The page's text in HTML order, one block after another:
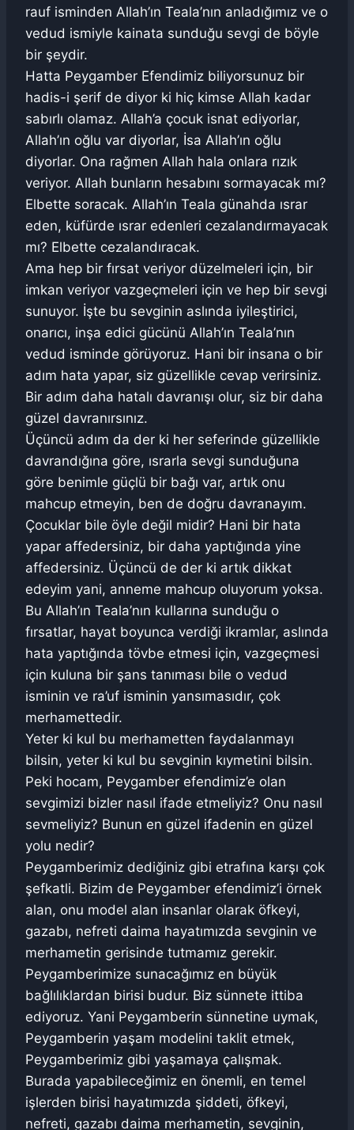
rauf isminden Allah’ın Teala’nın anladığımız ve o
vedud ismiyle kainata sunduğu sevgi de böyle
bir şeydir.
Hatta Peygamber Efendimiz biliyorsunuz bir
hadis-i şerif de diyor ki hiç kimse Allah kadar
sabırlı olamaz. Allah’a çocuk isnat ediyorlar,
Allah’ın oğlu var diyorlar, İsa Allah’ın oğlu
diyorlar. Ona rağmen Allah hala onlara rızık
veriyor. Allah bunların hesabını sormayacak mı?
Elbette soracak. Allah’ın Teala günahda ısrar
eden, küfürde ısrar edenleri cezalandırmayacak
mı? Elbette cezalandıracak.
Ama hep bir fırsat veriyor düzelmeleri için, bir
imkan veriyor vazgeçmeleri için ve hep bir sevgi
sunuyor. İşte bu sevginin aslında iyileştirici,
onarıcı, inşa edici gücünü Allah’ın Teala’nın
vedud isminde görüyoruz. Hani bir insana o bir
adım hata yapar, siz güzellikle cevap verirsiniz.
Bir adım daha hatalı davranışı olur, siz bir daha
güzel davranırsınız.
Üçüncü adım da der ki her seferinde güzellikle
davrandığına göre, ısrarla sevgi sunduğuna
göre benimle güçlü bir bağı var, artık onu
mahcup etmeyin, ben de doğru davranayım.
Çocuklar bile öyle değil midir? Hani bir hata
yapar affedersiniz, bir daha yaptığında yine
affedersiniz. Üçüncü de der ki artık dikkat
edeyim yani, anneme mahcup oluyorum yoksa.
Bu Allah’ın Teala’nın kullarına sunduğu o
fırsatlar, hayat boyunca verdiği ikramlar, aslında
hata yaptığında tövbe etmesi için, vazgeçmesi
için kuluna bir şans tanıması bile o vedud
isminin ve ra’uf isminin yansımasıdır, çok
merhamettedir.
Yeter ki kul bu merhametten faydalanmayı
bilsin, yeter ki kul bu sevginin kıymetini bilsin.
Peki hocam, Peygamber efendimiz’e olan
sevgimizi bizler nasıl ifade etmeliyiz? Onu nasıl
sevmeliyiz? Bunun en güzel ifadenin en güzel
yolu nedir?
Peygamberimiz dediğiniz gibi etrafına karşı çok
şefkatli. Bizim de Peygamber efendimiz’i örnek
alan, onu model alan insanlar olarak öfkeyi,
gazabı, nefreti daima hayatımızda sevginin ve
merhametin gerisinde tutmamız gerekir.
Peygamberimize sunacağımız en büyük
bağlılıklardan birisi budur. Biz sünnete ittiba
ediyoruz. Yani Peygamberin sünnetine uymak,
Peygamberin yaşam modelini taklit etmek,
Peygamberimiz gibi yaşamaya çalışmak.
Burada yapabileceğimiz en önemli, en temel
işlerden birisi hayatımızda şiddeti, öfkeyi,
nefreti, gazabı daima merhametin, sevginin,